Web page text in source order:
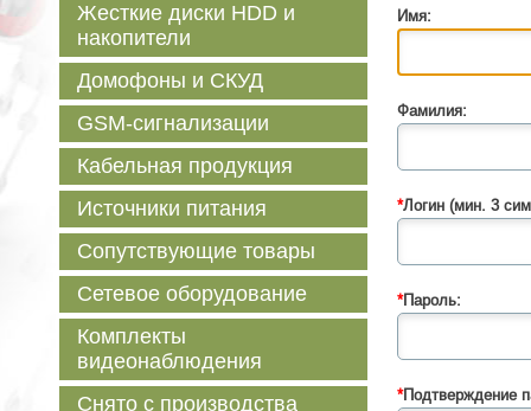
Имя:
Фамилия:
*Логин (мин. 3
*Пароль:
*Подтверждение
Жесткие диски HDD и
накопители
Домофоны и СКУД
GSM-сигнализации
Кабельная продукция
Источники питания
Сопутствующие товары
Сетевое оборудование
Комплекты
видеонаблюдения
Снято с производства